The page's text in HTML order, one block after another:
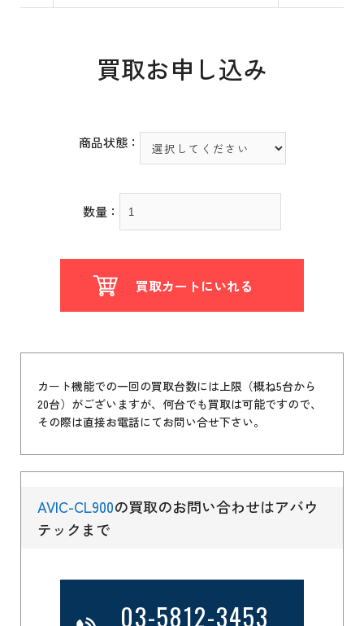
買取お申し込み
商品状態：
数量：
買取カートにいれる
カート機能での一回の買取台数には上限（概ね5台から
20台）がございますが、何台でも買取は可能ですので、
その際は直接お電話にてお問い合せ下さい。
AVIC-CL900の買取のお問い合わせはアバウ
テックまで
03-5812-3453